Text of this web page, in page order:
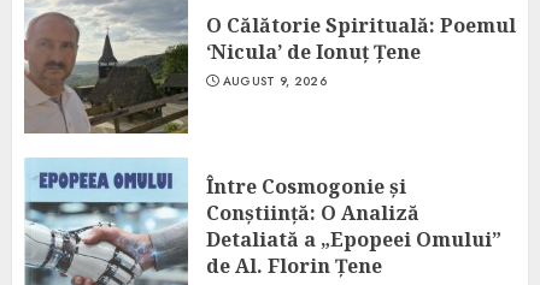
O Călătorie Spirituală: Poemul
‘Nicula’ de Ionuț Țene
AUGUST 9, 2026
Între Cosmogonie și
Conștiință: O Analiză
Detaliată a „Epopeei Omului”
de Al. Florin Țene